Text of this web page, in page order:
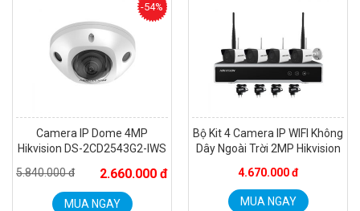
Camera IP Dome 4MP
Hikvision DS-2CD2543G2-IWS
5.840.000 đ
2.660.000 đ
-54%
MUA NGAY
Bộ Kit 4 Camera IP WIFI Không
Dây Ngoài Trời 2MP Hikvision
4.670.000 đ
MUA NGAY